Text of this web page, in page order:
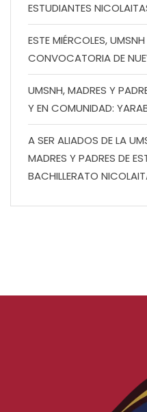
ESTUDIANTES
ESTE MIÉRCOLES,
CONVOCATORIA DE
UMSNH, MADRES Y
Y EN COMUNIDAD:
A SER ALIADOS DE LA
MADRES Y PADRES DE
BACHILLERATO